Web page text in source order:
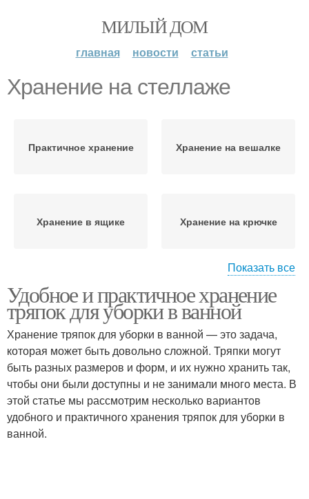
МИЛЫЙ ДОМ
главная новости статьи
Хранение на стеллаже
Практичное хранение Хранение на вешалке
Хранение в ящике Хранение на крючке
Порядок при хранении Места для хранения
Показать все
Удобное и практичное хранение
тряпок для уборки в ванной
Хранение тряпок для уборки в ванной — это задача,
которая может быть довольно сложной. Тряпки могут
быть разных размеров и форм, и их нужно хранить так,
чтобы они были доступны и не занимали много места. В
этой статье мы рассмотрим несколько вариантов
удобного и практичного хранения тряпок для уборки в
ванной.